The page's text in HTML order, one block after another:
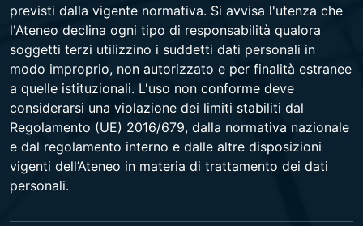
previsti dalla vigente normativa. Si avvisa l'utenza che
l'Ateneo declina ogni tipo di responsabilità qualora
soggetti terzi utilizzino i suddetti dati personali in
modo improprio, non autorizzato e per finalità estranee
a quelle istituzionali. L'uso non conforme deve
considerarsi una violazione dei limiti stabiliti dal
Regolamento (UE) 2016/679, dalla normativa nazionale
e dal regolamento interno e dalle altre disposizioni
vigenti dell’Ateneo in materia di trattamento dei dati
personali.